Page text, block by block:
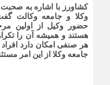
کشاورز با اشاره به
وکلا و جامعه وکالت
حضور وکیل از اولین
هستند و همیشه آن را
هر صنفی امکان دارد افراد
جامعه وکلا از این امر